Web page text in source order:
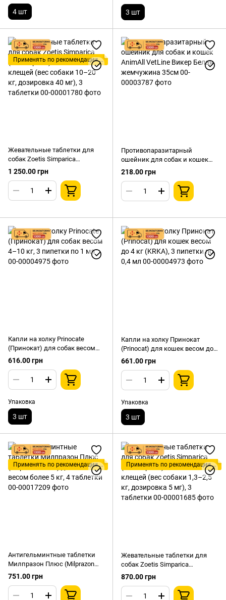
4 шт 3 шт
Применять по рекомендации ветеринара!
Жевательные таблетки для
собак Zoetis Simparica
(Симпарика) от блох и клещей
(вес собаки 10–20 кг,
дозировка 40 мг), 3 таблетки
1 250.00 грн
Противопаразитарный
ошейник для собак и кошек
AnimAll VetLine Викер Белая
жемчужина 35см
218.00 грн
Капли на холку Prinocate
(Принокат) для собак весом
4–10 кг, 3 пипетки по 1 мл
616.00 грн
Упаковка
3 шт
Капли на холку Принокат
(Prinocat) для кошек весом до
4 кг (KRKA), 3 пипетки по 0,4
661.00 грн
Упаковка
3 шт
Применять по рекомендации ветеринара!
Антигельминтные таблетки
Милпразон Плюс (Milprazon
Plus) для собак весом более 5
кг, 4 таблетки
751.00 грн
Применять по рекомендации ветеринара!
Жевательные таблетки для
собак Zoetis Simparica
(Симпарика) от блох и клещей
(вес собаки 1,3–2,5 кг,
дозировка 5 мг), 3 таблетки
870.00 грн